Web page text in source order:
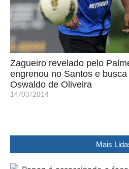
Zagueiro revelado pelo
engrenou no Santos e
Oswaldo de Oliveira
14/03/2014
Mais